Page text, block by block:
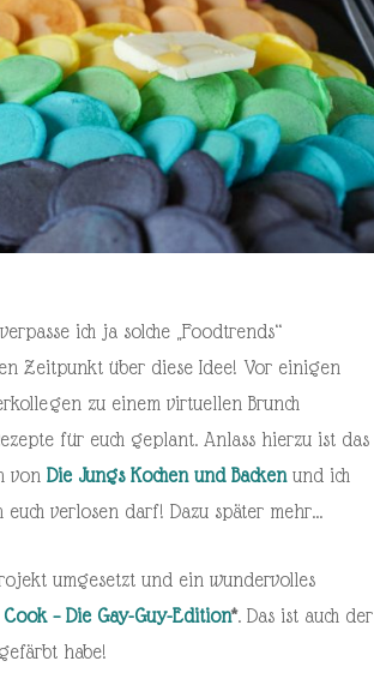
ich ja solche „Foodtrends“
Zeitpunkt über diese Idee! Vor einigen
zu einem virtuellen Brunch
für euch geplant. Anlass hierzu ist das
von Die Jungs Kochen und Backenund ich
verlosen darf! Dazu später mehr…
umgesetzt und ein wundervolles
– Die Gay-Guy-Edition*. Das ist auch der
habe!